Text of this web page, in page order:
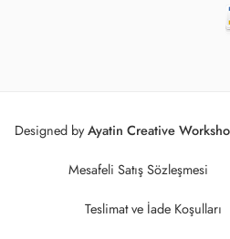
Designed byAyatin Creative
Mesafeli Satış Sözleşmesi
Teslimat ve İade Koşulları